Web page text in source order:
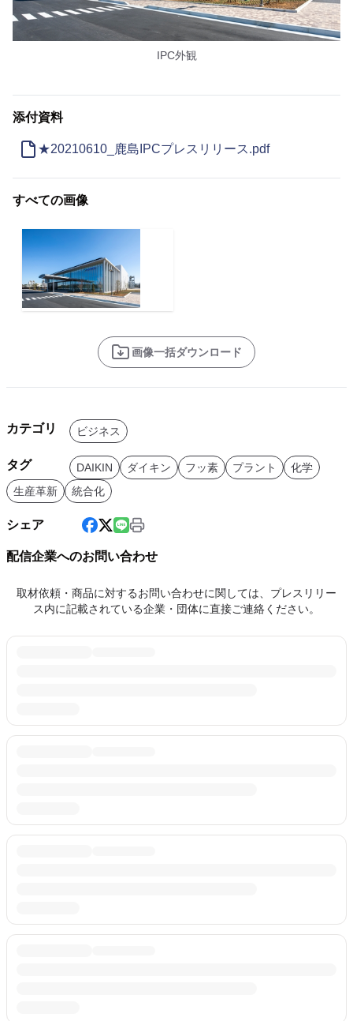
IPC外観
添付資料
★20210610_鹿島IPCプレスリリース.pdf
すべての画像
画像一括ダウンロード
カテゴリ ビジネス
タグ DAIKIN ダイキン フッ素 プラント
化学
生産革新
統合化
シェア
配信企業へのお問い合わせ
取材依頼・商品に対するお問い合わせに関しては、プレスリリー
ス内に記載されている企業・団体に直接ご連絡ください。